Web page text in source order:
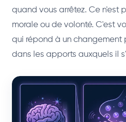
quand vous arrêtez. Ce n'est
morale ou de volonté. C'est
qui répond à un changement
dans les apports auxquels il